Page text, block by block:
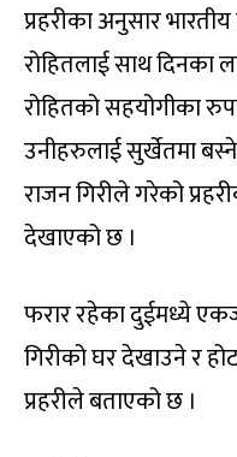
प्रहरीका अनुसार
रोहितलाई साथ दिनका
रोहितको सहयोगीका
उनीहरुलाई सुर्खेतमा
राजन गिरीले गरेको
देखाएको छ ।
फरार रहेका दुईमध्ये
गिरीको घर देखाउने र
प्रहरीले बताएको छ ।